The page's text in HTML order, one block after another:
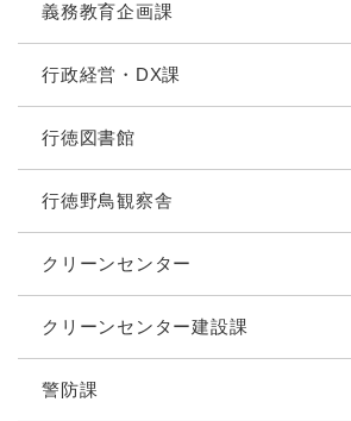
義務教育企画課
行政経営・DX課
行徳図書館
行徳野鳥観察舎
クリーンセンター
クリーンセンター建設課
警防課